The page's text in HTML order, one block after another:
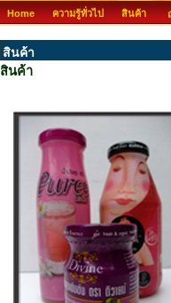
Home ความรู้ทั่วไป สินค้า
สินค้า
สินค้า